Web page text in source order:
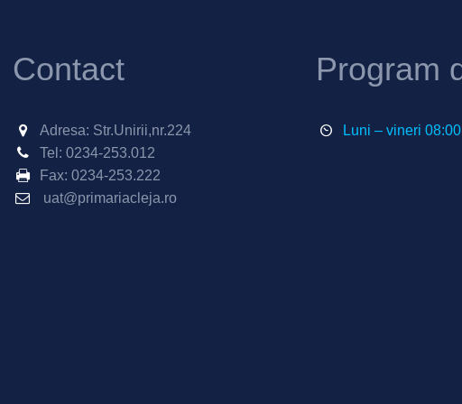
Contact
Adresa: Str.Unirii,nr.224
Tel: 0234-253.012
Fax: 0234-253.222
uat@primariacleja.ro
Program
Luni – vineri